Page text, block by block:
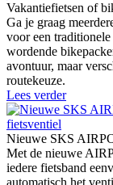
Vakantiefietsen of
Ga je graag
voor een
wordende
avontuur, maar
routekeuze.
Lees verder
Nieuwe SKS
Met de nieuwe
iedere fietsband